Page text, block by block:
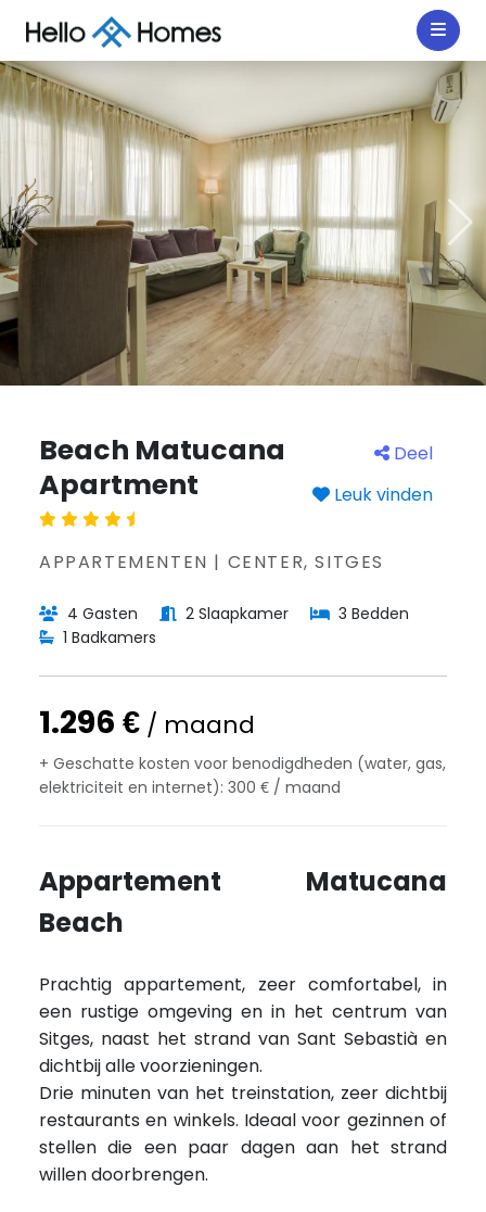
Beach Matucana
Apartment
Deel
Leuk vinden
APPARTEMENTEN | CENTER, SITGES
4 Gasten 2 Slaapkamer
3 Bedden
1 Badkamers
1.296 € / maand
+ Geschatte kosten voor benodigdheden (water, gas,
elektriciteit en internet): 300 € / maand
Appartement Matucana
Beach
Prachtig appartement, zeer comfortabel, in
een rustige omgeving en in het centrum van
Sitges, naast het strand van Sant Sebastià en
dichtbij alle voorzieningen.
Drie minuten van het treinstation, zeer dichtbij
restaurants en winkels. Ideaal voor gezinnen of
stellen die een paar dagen aan het strand
willen doorbrengen.